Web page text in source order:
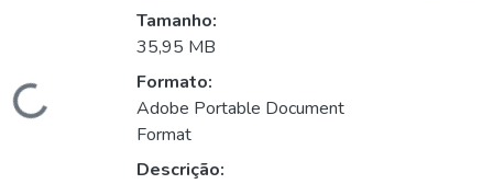
Carregando...
Tamanho:
35,95 MB
Formato:
Adobe Portable Document
Format
Descrição: